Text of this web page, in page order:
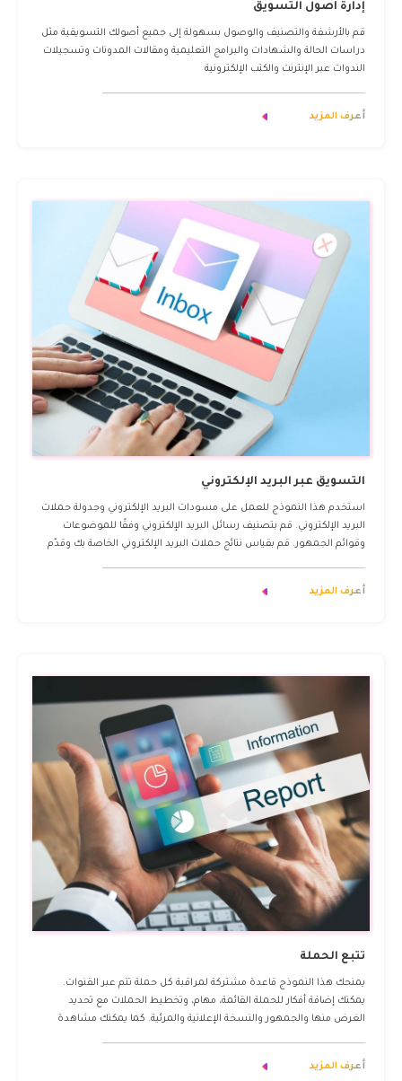
إدارة أصول التسويق
قم بالأرشفة والتصنيف والوصول بسهولة إلى جميع أصولك التسويقية مثل
دراسات الحالة والشهادات والبرامج التعليمية ومقالات المدونات وتسجيلات
الندوات عبر الإنترنت والكتب الإلكترونية
أعرف المزيد
التسويق عبر البريد الإلكتروني
استخدم هذا النموذج للعمل على مسودات البريد الإلكتروني وجدولة حملات
البريد الإلكتروني. قم بتصنيف رسائل البريد الإلكتروني وفقًا للموضوعات
وقوائم الجمهور. قم بقياس نتائج حملات البريد الإلكتروني الخاصة بك وقدّم
أعرف المزيد
تتبع الحملة
يمنحك هذا النموذج قاعدة مشتركة لمراقبة كل حملة تتم عبر القنوات.
يمكنك إضافة أفكار للحملة القائمة، مهام، وتخطيط الحملات مع تحديد
الغرض منها والجمهور والنسخة الإعلانية والمرئية. كما يمكنك مشاهدة
أعرف المزيد